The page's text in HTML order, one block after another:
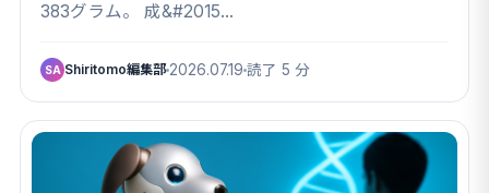
383グラム。 成&#2015…
SA Shiritomo編集部 2026.07.19 読了 5 分